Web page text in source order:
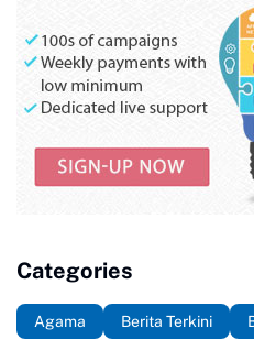
Categories
Agama Berita Terkini